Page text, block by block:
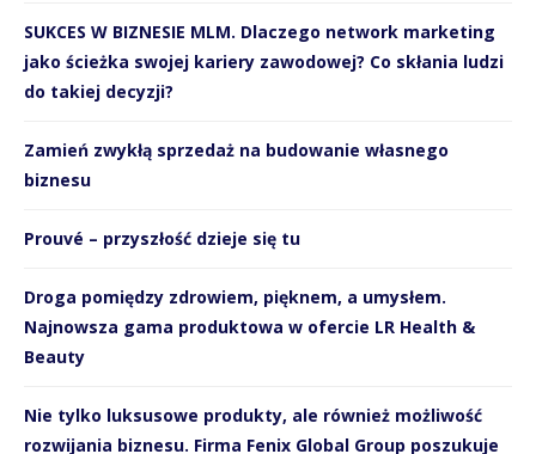
SUKCES W BIZNESIE MLM. Dlaczego network marketing
jako ścieżka swojej kariery zawodowej? Co skłania ludzi
do takiej decyzji?
Zamień zwykłą sprzedaż na budowanie własnego
biznesu
Prouvé – przyszłość dzieje się tu
Droga pomiędzy zdrowiem, pięknem, a umysłem.
Najnowsza gama produktowa w ofercie LR Health &
Beauty
Nie tylko luksusowe produkty, ale również możliwość
rozwijania biznesu. Firma Fenix Global Group poszukuje